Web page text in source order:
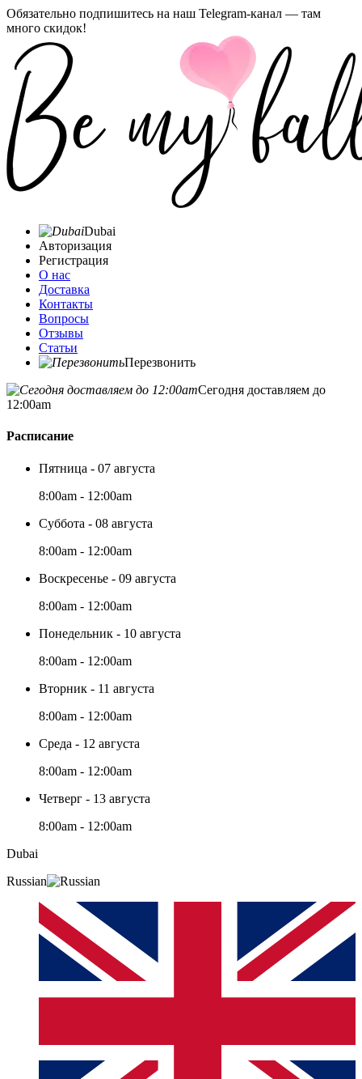
Обязательно подпишитесь на наш Telegram-канал — там
много скидок!
Dubai
Авторизация
Регистрация
О нас
Доставка
Контакты
Вопросы
Отзывы
Статьи
Перезвонить
Сегодня доставляем до
12:00am
Расписание
Пятница - 07 августа
8:00am - 12:00am
Суббота - 08 августа
8:00am - 12:00am
Воскресенье - 09 августа
8:00am - 12:00am
Понедельник - 10 августа
8:00am - 12:00am
Вторник - 11 августа
8:00am - 12:00am
Среда - 12 августа
8:00am - 12:00am
Четверг - 13 августа
8:00am - 12:00am
Dubai
Russian